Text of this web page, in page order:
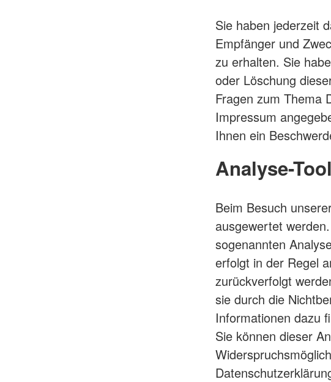
Sie haben jederzeit
Empfänger und
zu erhalten. Sie
oder Löschung
Fragen zum Thema
Impressum
Ihnen ein
Analyse-
Beim Besuch
ausgewertet
sogenannten
erfolgt in der Regel
zurückverfolgt
sie durch die
Informationen dazu
Sie können dieser